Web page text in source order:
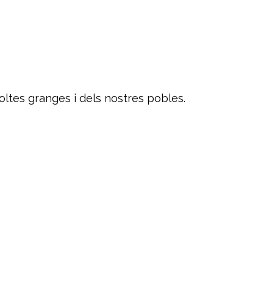
granges i dels nostres pobles.